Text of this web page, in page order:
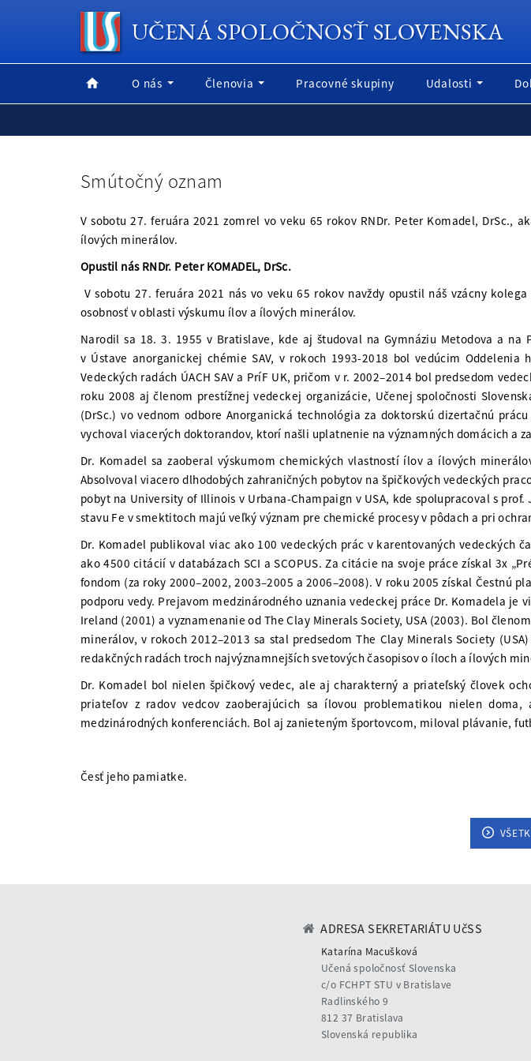
UČENÁ SPOLOČNOSŤ SLOVENSKA
O nás Členovia Pracovné skupiny Udalosti
Smútočný oznam
V sobotu 27. feruára 2021 zomrel vo veku 65 rokov RNDr. Peter Komadel, DrSc.,
ílových minerálov.
Opustil nás RNDr. Peter KOMADEL, DrSc.
V sobotu 27. feruára 2021 nás vo veku 65 rokov navždy opustil náš vzácny
osobnosť v oblasti výskumu ílov a ílových minerálov.
Narodil sa 18. 3. 1955 v Bratislave, kde aj študoval na Gymnáziu Metodova a
v Ústave anorganickej chémie SAV, v rokoch 1993-2018 bol vedúcim
Vedeckých radách ÚACH SAV a PríF UK, pričom v r. 2002–2014 bol predsedom
roku 2008 aj členom prestížnej vedeckej organizácie, Učenej spoločnosti
(DrSc.) vo vednom odbore Anorganická technológia za doktorskú dizertačnú
vychoval viacerých doktorandov, ktorí našli uplatnenie na významných domácich a
Dr. Komadel sa zaoberal výskumom chemických vlastností ílov a ílových
Absolvoval viacero dlhodobých zahraničných pobytov na špičkových vedeckých
pobyt na University of Illinois v Urbana-Champaign v USA, kde spolupracoval s
stavu Fe v smektitoch majú veľký význam pre chemické procesy v pôdach a pri
Dr. Komadel publikoval viac ako 100 vedeckých prác v karentovaných vedeckých
ako 4500 citácií v databázach SCI a SCOPUS. Za citácie na svoje práce získal 3x
fondom (za roky 2000–2002, 2003–2005 a 2006–2008). V roku 2005 získal Čestnú
podporu vedy. Prejavom medzinárodného uznania vedeckej práce Dr. Komadela
Ireland (2001) a vyznamenanie od The Clay Minerals Society, USA (2003). Bol
minerálov, v rokoch 2012–2013 sa stal predsedom The Clay Minerals Society
redakčných radách troch najvýznamnejších svetových časopisov o íloch a ílových
Dr. Komadel bol nielen špičkový vedec, ale aj charakterný a priateľský človek
priateľov z radov vedcov zaoberajúcich sa ílovou problematikou nielen
medzinárodných konferenciách. Bol aj zanieteným športovcom, miloval plávanie,
Česť jeho pamiatke.
ADRESA SEKRETARIÁTU UčSS
Katarína Macušková
Učená spoločnosť Slovenska
c/o FCHPT STU v Bratislave
Radlinského 9
812 37 Bratislava
Slovenská republika